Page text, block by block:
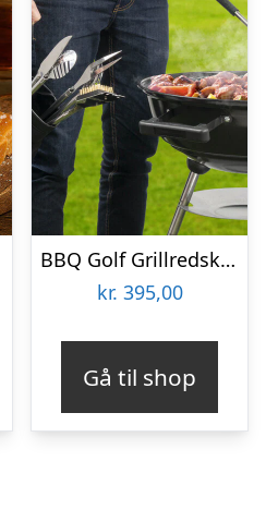
BBQ Golf Grillredskab
kr. 395,00
Gå til shop